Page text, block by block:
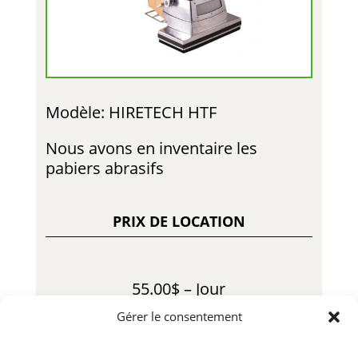
Gérer le consentement
Modèle: HIRETECH HTF
Nous avons en inventaire les
pabiers abrasifs
PRIX DE LOCATION
55.00$ – Jour
190.00$ – Semaine